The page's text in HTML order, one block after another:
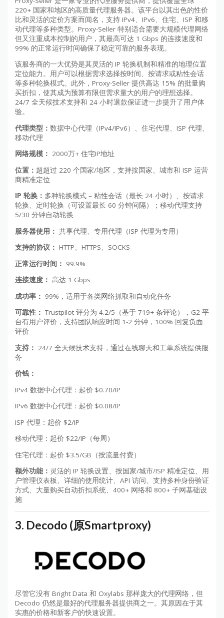
220+ 国家和地区的高质量代理服务器。该平台以其出色的性价
比和灵活的定价方案而闻名，支持 IPv4、IPv6、住宅、ISP 和移
动代理等多种类型。Proxy-Seller 特别适合需要大规模代理网络
但又注重成本控制的用户，其最高可达 1 Gbps 的连接速度和
99% 的正常运行时间确保了稳定可靠的服务表现。
该服务商的一大优势是其灵活的 IP 轮换机制和精准的地理位置
定位能力。用户可以根据需求选择按时间、按请求或粘性会话
等多种轮换模式。此外，Proxy-Seller 提供高达 15% 的批量购
买折扣，使其成为预算有限但需求量大的用户的理想选择。
24/7 全天候技术支持和 24 小时退款保证进一步提升了用户体
验。
代理类型： 数据中心代理（IPv4/IPv6）、住宅代理、ISP 代理、
移动代理
网络规模： 2000万+ 住宅IP地址
位置： 超超过 220 个国家/地区，支持按国家、城市和 ISP 运营
商精准定位
IP 轮换： 多种轮换模式 – 粘性会话（最长 24 小时）、按请求
轮换、定时轮换（可设置最长 60 分钟间隔）；移动代理支持
5/30 分钟自动轮换
服务器使用： 共享代理、专用代理（ISP 代理为专用）
支持的协议： HTTP、HTTPS、SOCKS
正常运行时间： 99.9%
连接速度： 高达 1 Gbps
成功率： 99%，适用于各类网络抓取和自动化任务
可靠性： Trustpilot 评分为 4.2/5（基于 719+ 条评论），G2 平
台有用户评价，支持团队响应时间 1-2 分钟，100% 回复负面
评价
支持： 24/7 全天候技术支持，通过在线聊天和工单系统提供服
务
价钱：
IPv4 数据中心代理：起价 $0.70/IP
IPv6 数据中心代理：起价 $0.08/IP
ISP 代理：起价 $2/IP
移动代理：起价 $22/IP（每周）
住宅代理：起价 $3.5/GB（按流量付费）
额外功能： 灵活的 IP 轮换设置、按国家/城市/ISP 精准定位、用
户管理仪表板、详细的使用统计、API 访问、支持多种身份验证
方式、大量购买自动折扣系统、400+ 网络和 800+ 子网基础设
施
3. Decodo (原Smartproxy)
尽管它没有 Bright Data 和 Oxylabs 那样庞大的代理网络，但
Decodo 仍然是最好的代理服务器提供商之一。其原因在于其
实惠的价格和新客户的快速设置。